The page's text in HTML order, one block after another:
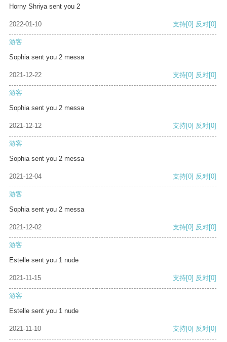
Horny Shriya sent you 2
2022-01-10 支持[0] 反对[0]
游客
Sophia sent you 2 messa
2021-12-22 支持[0] 反对[0]
游客
Sophia sent you 2 messa
2021-12-12 支持[0] 反对[0]
游客
Sophia sent you 2 messa
2021-12-04 支持[0] 反对[0]
游客
Sophia sent you 2 messa
2021-12-02 支持[0] 反对[0]
游客
Estelle sent you 1 nude
2021-11-15 支持[0] 反对[0]
游客
Estelle sent you 1 nude
2021-11-10 支持[0] 反对[0]